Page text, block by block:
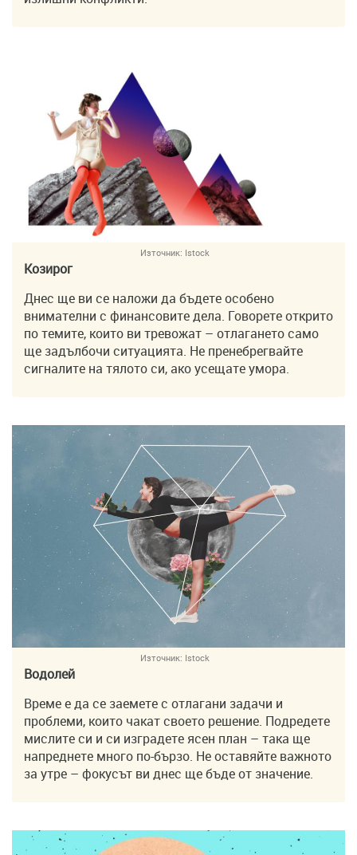
Източник: Istock
Козирог
Днес ще ви се наложи да бъдете особено
внимателни с финансовите дела. Говорете открито
по темите, които ви тревожат – отлагането само
ще задълбочи ситуацията. Не пренебрегвайте
сигналите на тялото си, ако усещате умора.
Източник: Istock
Водолей
Време е да се заемете с отлагани задачи и
проблеми, които чакат своето решение. Подредете
мислите си и си изградете ясен план – така ще
напреднете много по-бързо. Не оставяйте важното
за утре – фокусът ви днес ще бъде от значение.